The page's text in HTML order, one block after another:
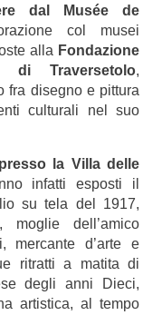
dal Musée de
col musei
alla Fondazione
di Traversetolo,
fra disegno e pittura
culturali nel suo
presso la Villa delle
infatti esposti il
su tela del 1917,
moglie dell’amico
mercante d’arte e
ritratti a matita di
degli anni Dieci,
artistica, al tempo